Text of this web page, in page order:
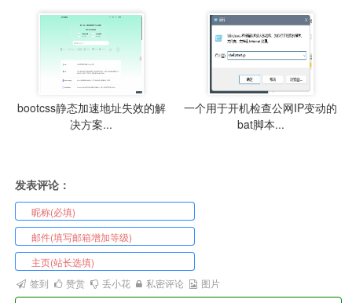
bootcss静态加速地址失效的解
决方案...
一个用于开机检查公网IP变动的
bat脚本...
发表评论：
签到 赞赏 丢小花 私密评论 图片